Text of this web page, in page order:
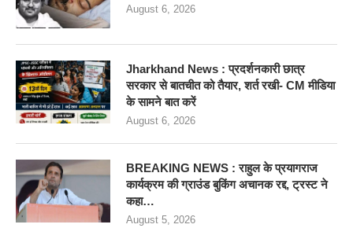
August 6, 2026
Jharkhand News : प्रदर्शनकारी छात्र
सरकार से बातचीत को तैयार, शर्त रखी- CM मीडिया
के सामने बात करें
August 6, 2026
BREAKING NEWS : राहुल के प्रयागराज
कार्यक्रम की ग्राउंड बुकिंग अचानक रद्द, ट्रस्ट ने
कहा…
August 5, 2026